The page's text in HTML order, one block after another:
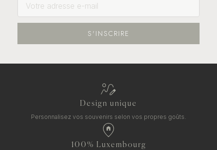
S'INSCRIRE
Design unique
Personnalisez vos souvenirs selon vos propres goûts.
100% Luxembourg